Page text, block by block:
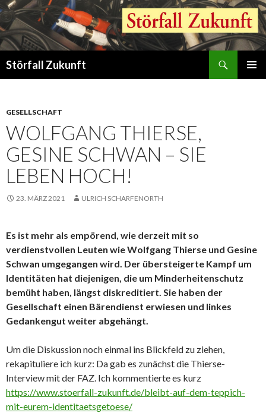
Störfall Zukunft
GESELLSCHAFT
WOLFGANG THIERSE,
GESINE SCHWAN – SIE
LEBEN HOCH!
23. MÄRZ 2021 ULRICH SCHARFENORTH
Es ist mehr als empörend, wie derzeit mit so
verdienstvollen Leuten wie Wolfgang Thierse und Gesine
Schwan umgegangen wird. Der übersteigerte Kampf um
Identitäten hat diejenigen, die um Minderheitenschutz
bemüht haben, längst diskreditiert. Sie haben der
Gesellschaft einen Bärendienst erwiesen und linkes
Gedankengut weiter abgehängt.
Um die Diskussion noch einmal ins Blickfeld zu ziehen,
rekapituliere ich kurz: Da gab es zunächst die Thierse-
Interview mit der FAZ. Ich kommentierte es kurz
https://www.stoerfall-zukunft.de/bleibt-auf-dem-teppich-
mit-eurem-identitaetsgetoese/